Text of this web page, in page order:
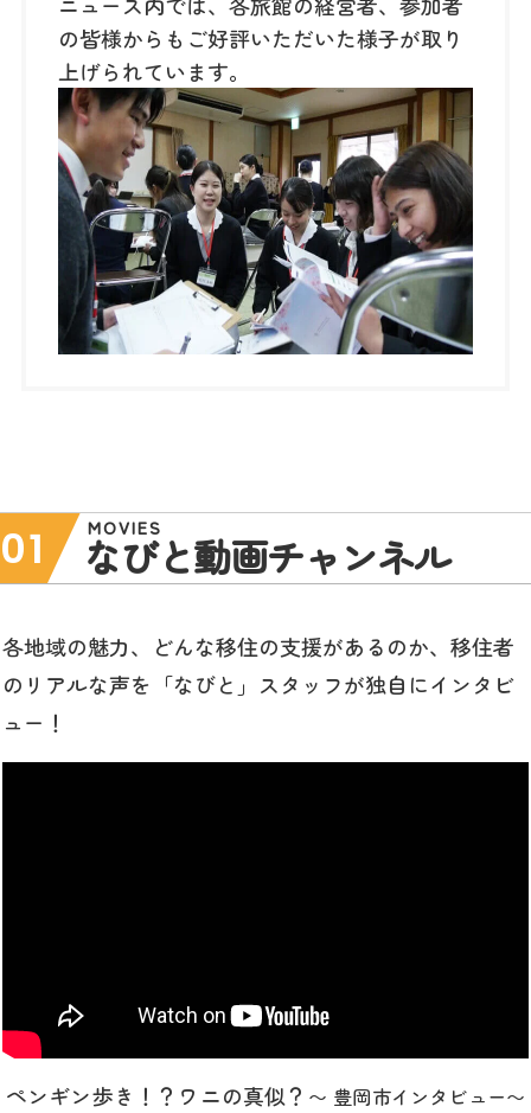
の皆様からもご好評いただいた様子が取り
上げられています。
01 MOVIES
なびと動画チャンネル
各地域の魅力、どんな移住の支援があるのか、移住者
のリアルな声を「なびと」スタッフが独自にインタビ
ュー！
ペンギン歩き！？ワニの真似？ 〜 豊岡市インタビュー〜